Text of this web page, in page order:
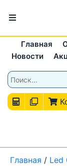
Главная
Новости
Главная / Led